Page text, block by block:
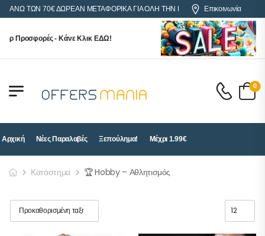
ΤΩΝ 70€ ΔΩΡΕΑΝ ΜΕΤΑΦΟΡΙΚΑ ΓΙΑ ΟΛΗ ΤΗΝ ΕΛΛΑΔΑ Επικοινωνία
Προσφορές - Κάνε Κλικ ΕΔΩ!
0
Αρχική Νέες Παραλαβές Ξεπούλημα! Μέχρι 1.99€
Κατάστημα 🏆 Hobby – Αθλητισμός